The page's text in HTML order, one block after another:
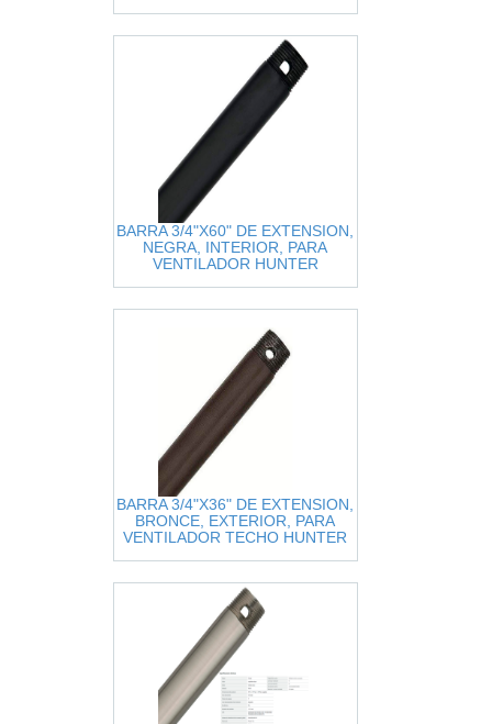
BARRA 3/4"X60" DE EXTENSION,
NEGRA, INTERIOR, PARA
VENTILADOR HUNTER
BARRA 3/4"X36" DE EXTENSION,
BRONCE, EXTERIOR, PARA
VENTILADOR TECHO HUNTER